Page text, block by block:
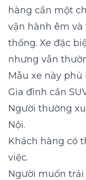
hàng cần một
vận hành êm
thống. Xe đặc
nhưng vẫn
Mẫu xe này phù
Gia đình cần
Người thường
Nội.
Khách hàng có
việc.
Người muốn